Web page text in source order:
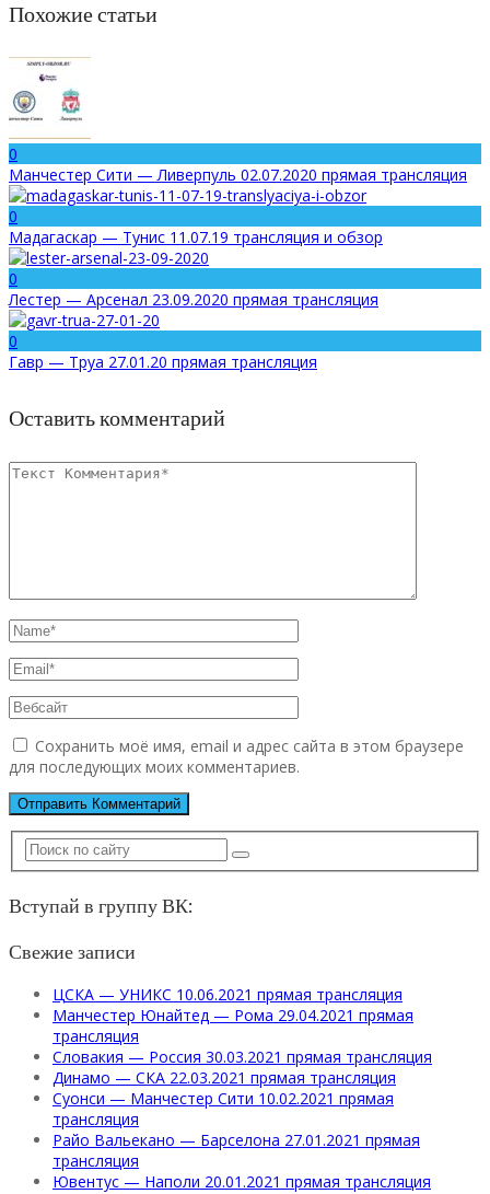
Похожие статьи
0
Манчестер Сити — Ливерпуль 02.07.2020 прямая трансляция
0
Мадагаскар — Тунис 11.07.19 трансляция и обзор
0
Лестер — Арсенал 23.09.2020 прямая трансляция
0
Гавр — Труа 27.01.20 прямая трансляция
Оставить комментарий
Сохранить моё имя, email и адрес сайта в этом браузере
для последующих моих комментариев.
Вступай в группу ВК:
Свежие записи
ЦСКА — УНИКС 10.06.2021 прямая трансляция
Манчестер Юнайтед — Рома 29.04.2021 прямая
трансляция
Словакия — Россия 30.03.2021 прямая трансляция
Динамо — СКА 22.03.2021 прямая трансляция
Суонси — Манчестер Сити 10.02.2021 прямая
трансляция
Райо Вальекано — Барселона 27.01.2021 прямая
трансляция
Ювентус — Наполи 20.01.2021 прямая трансляция